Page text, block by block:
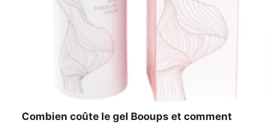
Combien coûte le gel Booups et comment